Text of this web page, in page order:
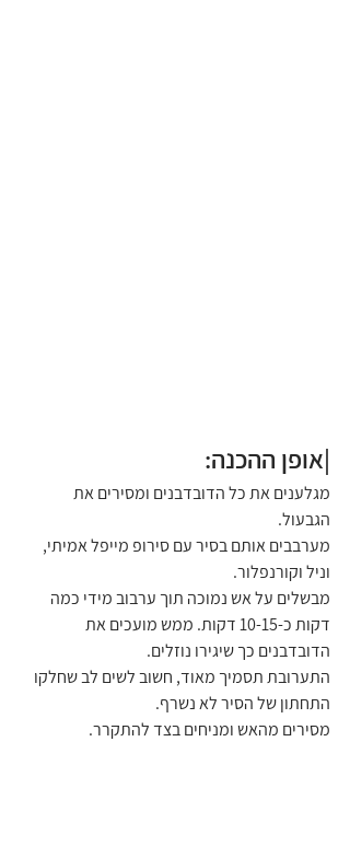
|אופן ההכנה:
מגלענים את כל הדובדבנים ומסירים את
הגבעול.
מערבבים אותם בסיר עם סירופ מייפל אמיתי,
וניל וקורנפלור.
מבשלים על אש נמוכה תוך ערבוב מידי כמה
דקות כ-10-15 דקות. ממש מועכים את
הדובדבנים כך שיגירו נוזלים.
התערובת תסמיך מאוד, חשוב לשים לב שחלקו
התחתון של הסיר לא נשרף.
מסירים מהאש ומניחים בצד להתקרר.